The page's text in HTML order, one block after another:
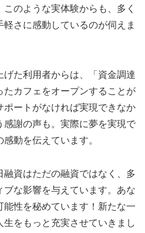
のような実体験からも、多く
さに感動しているのが伺えま
げた利用者からは、「資金調達
たカフェをオープンすることが
ポートがなければ実現できなか
感謝の声も。実際に夢を実現で
動を伝えています。
融資はただの融資ではなく、多
ブな影響を与えています。あな
性を秘めています！新たな一
をもっと充実させていきまし